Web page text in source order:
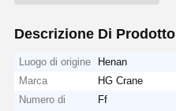
Descrizione Di Prodotto
Luogo di origine
Henan
Marca
HG Crane
Numero di
Ff